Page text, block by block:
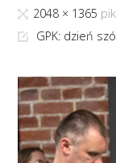
Pełny
rozmiar
2048 × 1365
GPK: dzień